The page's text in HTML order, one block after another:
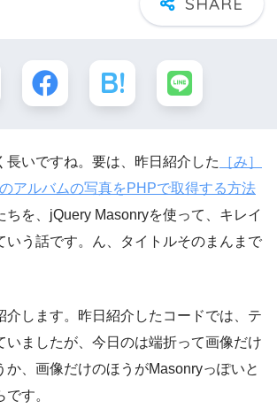
長いですね。要は、昨日紹介した
［み］
アルバムの写真をPHPで取得する方法
ちを、jQuery Masonryを使って、キレイ
いう話です。ん、タイトルそのまんまで
介します。昨日紹介したコードでは、テ
いましたが、今日のは端折って画像だけ
か、画像だけのほうがMasonryっぽいと
す。